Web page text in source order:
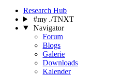
Research Hub
#my ./TNXT
Navigator
Forum
Blogs
Galerie
Downloads
Kalender